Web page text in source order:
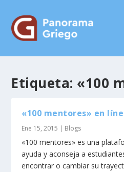
Etiqueta: «100
«100 mentores» en
Ene 15, 2015 | Blogs
«100 mentores» es una
ayuda y aconseja a
encontrar o cambiar su